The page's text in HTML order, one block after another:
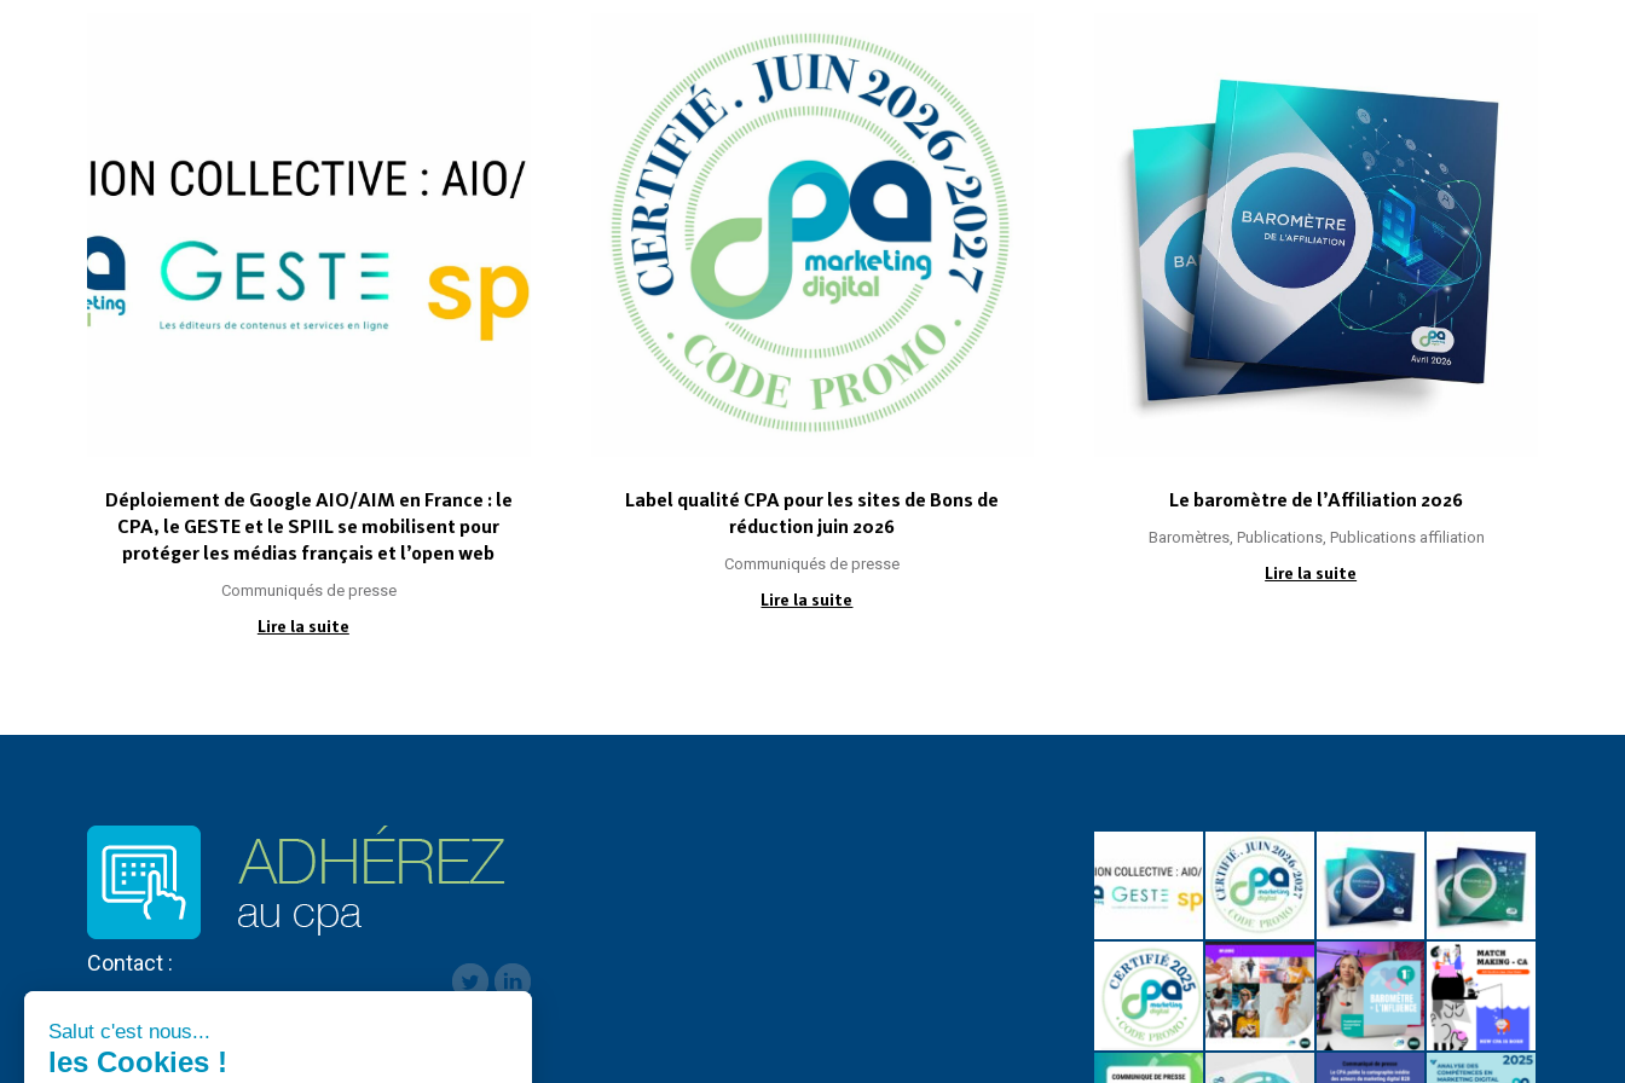
Déploiement de Google AIO/AIM en France : le
CPA, le GESTE et le SPIIL se mobilisent pour
protéger les médias français et l’open web
Communiqués de presse
Lire la suite
Label qualité CPA pour les sites de Bons de
réduction juin 2026
Communiqués de presse
Lire la suite
Le baromètre de l’Affiliation 2026
Baromètres, Publications, Publications affiliation
Lire la suite
Contact :
Salut c'est nous...
les Cookies !